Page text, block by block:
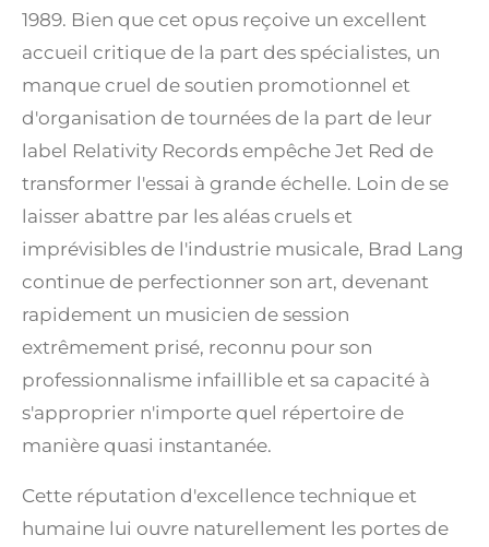
1989. Bien que cet opus reçoive un excellent
accueil critique de la part des spécialistes, un
manque cruel de soutien promotionnel et
d'organisation de tournées de la part de leur
label Relativity Records empêche Jet Red de
transformer l'essai à grande échelle. Loin de se
laisser abattre par les aléas cruels et
imprévisibles de l'industrie musicale, Brad Lang
continue de perfectionner son art, devenant
rapidement un musicien de session
extrêmement prisé, reconnu pour son
professionnalisme infaillible et sa capacité à
s'approprier n'importe quel répertoire de
manière quasi instantanée.
Cette réputation d'excellence technique et
humaine lui ouvre naturellement les portes de